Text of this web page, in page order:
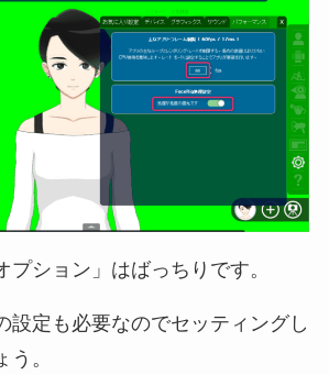
プション」はばっちりです。
設定も必要なのでセッティングし
。